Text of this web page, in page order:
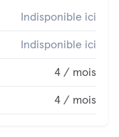
Indisponible ici
Indisponible ici
4 / mois
4 / mois